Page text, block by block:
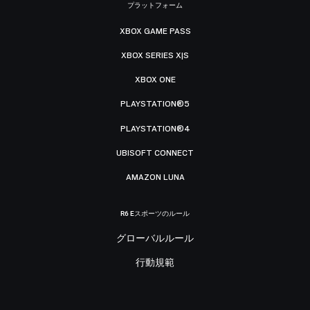
プラットフォーム
XBOX GAME PASS
XBOX SERIES X|S
XBOX ONE
PLAYSTATION®5
PLAYSTATION®4
UBISOFT CONNECT
AMAZON LUNA
R6 Eスポーツのルール
グローバルルール
行動規範